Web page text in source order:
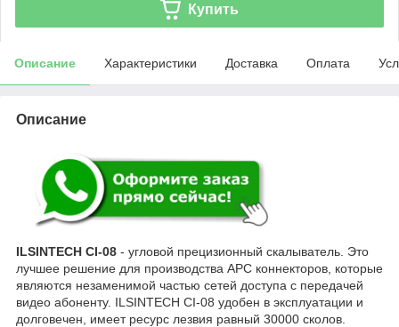
Купить
Описание Характеристики Доставка Оплата
Описание
ILSINTECH CI-08 - угловой прецизионный скалыватель. Это
лучшее решение для производства APC коннекторов, которые
являются незаменимой частью сетей доступа с передачей
видео абоненту. ILSINTECH CI-08 удобен в эксплуатации и
долговечен, имеет ресурс лезвия равный 30000 сколов.